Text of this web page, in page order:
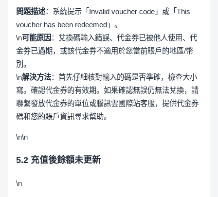
問題描述：系統提示「Invalid voucher code」或「This
voucher has been redeemed」。
\n可能原因 ：兌換碼輸入錯誤、代金券已被他人使用、代
金券已過期，或該代金券不適用於您當前賬戶的地區/幣
別。
\n解決方法：首先仔細核對輸入的碼是否準確，檢查大小
寫。確認代金券的有效期。如果確認無誤仍無法兌換，請
聯繫發放代金券的單位或騰訊雲國際站客服，提供代金券
碼和您的賬戶資訊尋求幫助。
\n\n
5.2 充值後餘額未更新
\n